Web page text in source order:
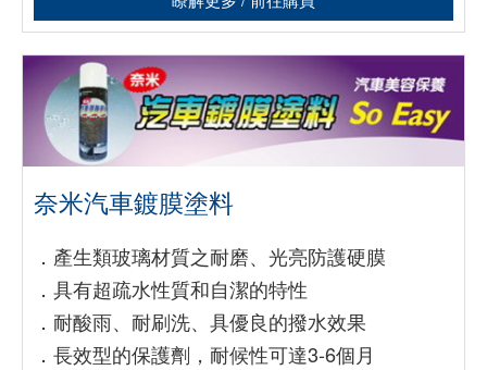
奈米汽車鍍膜塗料
． 產生類玻璃材質之耐磨、光亮防護硬膜
． 具有超疏水性質和自潔的特性
． 耐酸雨、耐刷洗、具優良的撥水效果
． 長效型的保護劑，耐候性可達3-6個月